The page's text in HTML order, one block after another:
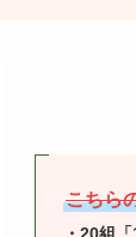
こちら
・20組